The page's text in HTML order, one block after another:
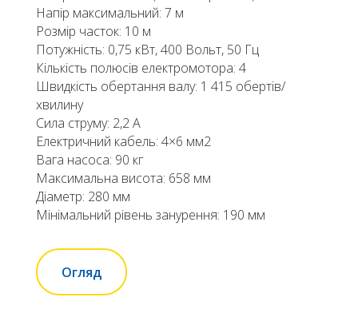
Напір максимальний: 7 м
Розмір часток: 10 м
Потужність: 0,75 кВт, 400 Вольт, 50 Гц
Кількість полюсів електромотора: 4
Швидкість обертання валу: 1 415 обертів/
хвилину
Сила струму: 2,2 А
Електричний кабель: 4×6 мм2
Вага насоса: 90 кг
Максимальна висота: 658 мм
Діаметр: 280 мм
Мінімальний рівень занурення: 190 мм
Огляд